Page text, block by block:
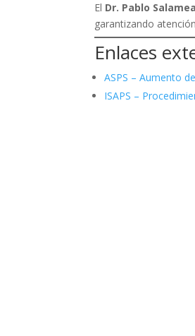
El Dr. Pablo Salamea
garantizando
Enlaces
ASPS – Aumento
ISAPS –